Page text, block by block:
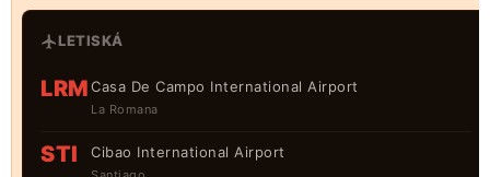
LETISKÁ
LRMCasa De Campo International Airport
La Romana
STI Cibao International Airport